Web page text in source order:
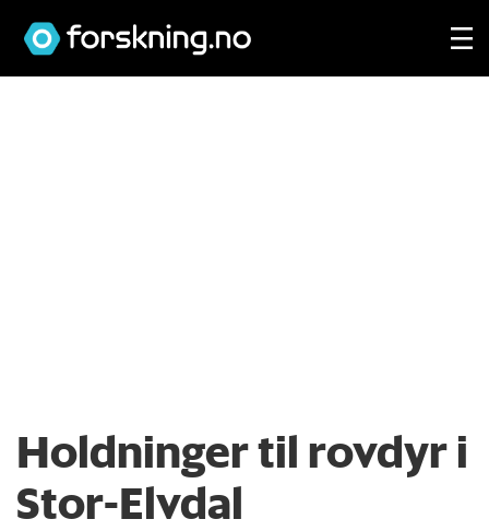
Holdninger til rovdyr i
Stor-Elvdal